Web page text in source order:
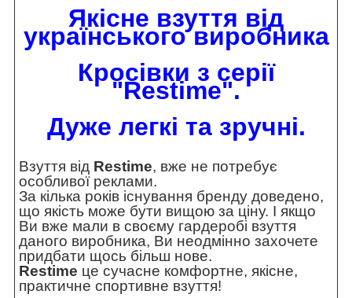
Якісне взуття від
українського виробника
Кросівки з серії
"Restime".
Дуже легкі та зручні.
Взуття від Restime, вже не потребує
особливої реклами.
За кілька років існування бренду доведено,
що якість може бути вищою за ціну. І якщо
Ви вже мали в своєму гардеробі взуття
даного виробника, Ви неодмінно захочете
придбати щось більш нове.
Restime це сучасне комфортне, якісне,
практичне спортивне взуття!